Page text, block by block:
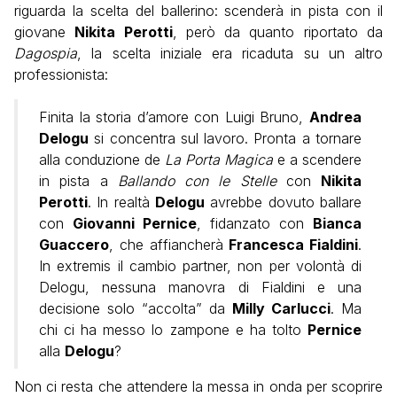
riguarda la scelta del ballerino: scenderà in pista con il
giovane Nikita Perotti, però da quanto riportato da
Dagospia , la scelta iniziale era ricaduta su un altro
professionista:
Finita la storia d’amore con Luigi Bruno, Andrea
Delogu si concentra sul lavoro. Pronta a tornare
alla conduzione de La Porta Magica e a scendere
in pista a
Ballando con le Stellecon Nikita
Perotti. In realtà Delogu avrebbe dovuto ballare
con Giovanni Pernice , fidanzato con Bianca
Guaccero , che affiancherà Francesca Fialdini.
In extremis il cambio partner, non per volontà di
Delogu, nessuna manovra di Fialdini e una
decisione solo “accolta” da Milly Carlucci. Ma
chi ci ha messo lo zampone e ha tolto Pernice
alla Delogu?
Non ci resta che attendere la messa in onda per scoprire